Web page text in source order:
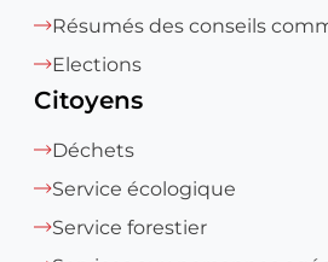
Résumés des conseils
Elections
Citoyens
Déchets
Service écologique
Service forestier